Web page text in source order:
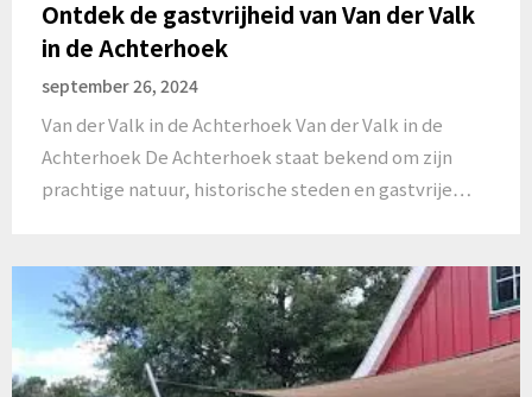
Ontdek de gastvrijheid van Van der Valk
in de Achterhoek
september 26, 2024
Van der Valk in de Achterhoek Van der Valk in de
Achterhoek De Achterhoek staat bekend om zijn
prachtige natuur, historische steden en gastvrije…